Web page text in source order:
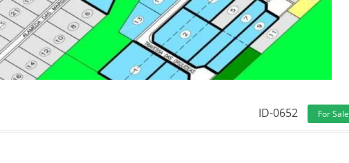
ID-0652 For Sale